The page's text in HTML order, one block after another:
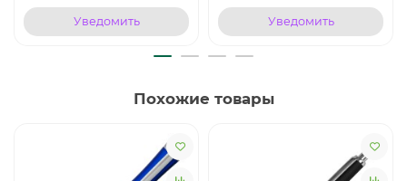
Уведомить Уведомить
Похожие товары